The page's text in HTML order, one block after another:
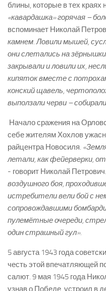
блины, которые в тех
«кавардашка» горячая –
вспоминает Николай
камнем. Ловили мышей,
они слетались на
закрывали и ловили их,
кипяток вместе с
конский щавель,
выползали черви –
Начало сражения на
себе жителям Хохлов
райцентра Новосиля.
летали, как фейерверки,
­- говорит Николай
воздушного боя,
истребители вели бой с
сопровождавшими
пулемётные очереди,
один страшный гул».
5 августа 1943 года
честь этой впечатляющей
салют. 9 мая 1945 года
узнав о Победе, устроил в